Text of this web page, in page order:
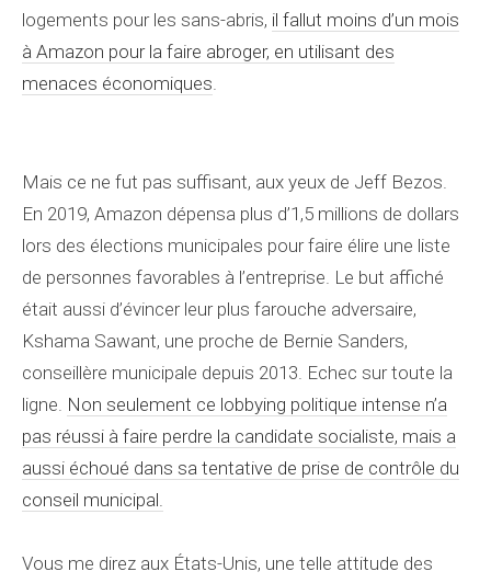
logements pour les sans-abris, il fallut moins d’un mois
à Amazon pour la faire abroger, en utilisant des
menaces économiques.
Mais ce ne fut pas suffisant, aux yeux de Jeff Bezos.
En 2019, Amazon dépensa plus d’1,5 millions de dollars
lors des élections municipales pour faire élire une liste
de personnes favorables à l’entreprise. Le but affiché
était aussi d’évincer leur plus farouche adversaire,
Kshama Sawant, une proche de Bernie Sanders,
conseillère municipale depuis 2013. Echec sur toute la
ligne. Non seulement ce lobbying politique intense n’a
pas réussi à faire perdre la candidate socialiste, mais a
aussi échoué dans sa tentative de prise de contrôle du
conseil municipal.
Vous me direz aux États-Unis, une telle attitude des